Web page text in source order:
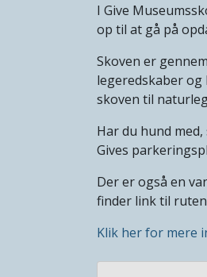
I Give
op til at gå på
Skoven er
legeredskaber
skoven til
Har du hund
Gives
Der er også en
finder link til ruten
Klik her for mere